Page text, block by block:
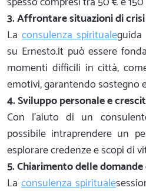
3. Affrontare situazioni di
Laconsulenza spirituale
su Ernesto.it può essere
momenti difficili in città,
emotivi, garantendo sostegno
4. Sviluppo personale e
Con l'aiuto di un
possibile intraprendere un
esplorare credenze e scopi di
5. Chiarimento delle
La consulenza spirituale